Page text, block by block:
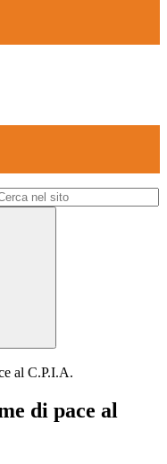
al C.P.I.A.
di pace al